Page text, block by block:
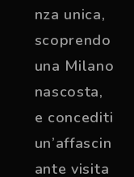
nza unica,
scoprendo
una Milano
nascosta,
e concediti
un’affascin
ante visita